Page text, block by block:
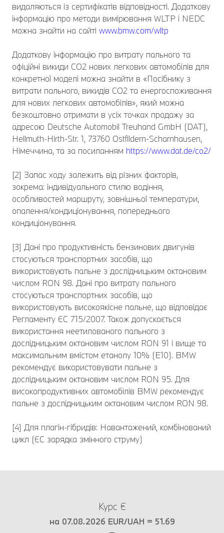
видаляються із сертифікатів відповідності. Додаткову
інформацію про методи вимірювання WLTP і NEDC
можна знайти на сайті www.bmw.com/wltp
Додаткову інформацію про витрату пального та
офіційні викиди CO2 нових легкових автомобілів для
конкретної моделі можна знайти в «Посібнику з
витрати пального, викидів CO2 та енергоспоживання
для нових легкових автомобілів», який можна
безкоштовно отримати в усіх точках продажу за
адресою Deutsche Automobil Treuhand GmbH (DAT),
Hellmuth-Hirth-Str. 1, 73760 Ostfildern-Scharnhausen,
Німеччина, та за посиланням https://www.dat.de/co2/
[2] Запас ходу залежить від різних факторів,
зокрема: індивідуального стилю водіння,
особливостей маршруту, зовнішньої температури,
опалення/кондиціонування, попереднього
кондиціонування.
[3] Дані про продуктивність бензинових двигунів
стосуються транспортних засобів, що
використовують пальне з дослідницьким октановим
числом RON 98. Дані про витрату пального
стосуються транспортних засобів, що
використовують високоякісне пальне, що відповідає
Регламенту ЄС 715/2007. Також допускається
використання неетилованого пального з
дослідницьким октановим числом RON 91 і вище та
максимальним вмістом етанолу 10% (E10). BMW
рекомендує використовувати пальне з
дослідницьким октановим числом RON 95. Для
високопродуктивних автомобілів BMW рекомендує
пальне з дослідницьким октановим числом RON 98.
[4] Для плагін-гібридів: Навантажений, комбінований
цикл (ЄC зарядка змінного струму)
Курс €
на 07.08.2026 EUR/UAH = 51.69